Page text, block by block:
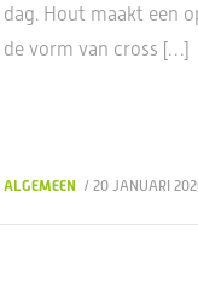
dag. Hout maakt een
de vorm van cross […]
ALGEMEEN / 20 JANUARI